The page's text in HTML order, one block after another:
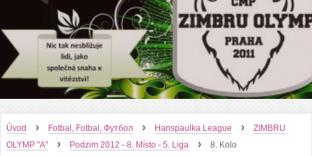
Úvod › Fotbal, Fotbal, Футбол › Hanspaulka League ›
ZIMBRU
OLYMP "A"
› Podzim 2012 - 8. Místo - 5. Liga › 8. Kolo